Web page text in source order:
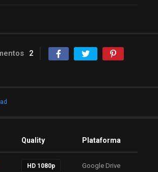
2
Quality Plataforma
HD 1080p Google Drive